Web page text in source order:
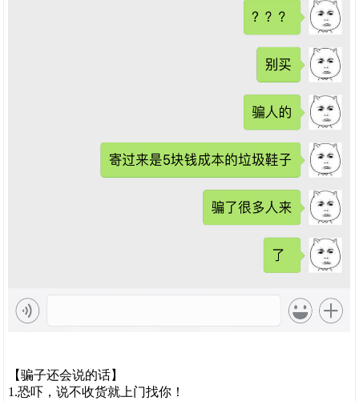
【骗子还会说的话】
1.恐吓，说不收货就上门找你！